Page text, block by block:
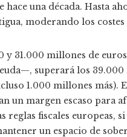
hace una década. Hasta
moderando los
y 31.000 millones de
superará los 39.000
1.000 millones más).
un margen escaso para
fiscales europeas,
un espacio de